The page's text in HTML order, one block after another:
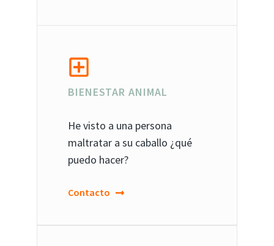
BIENESTAR ANIMAL
He visto a una persona
maltratar a su caballo ¿qué
puedo hacer?
Contacto